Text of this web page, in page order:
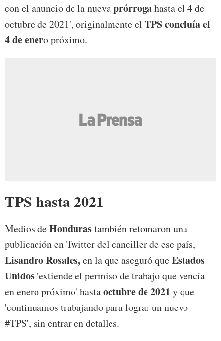
con el anuncio de la nuevaprórrogahasta el 4 de
octubre de 2021', originalmente el TPS concluía el
4 de enero próximo.
TPS hasta 2021
Medios deHondurastambién retomaron una
publicación en Twitter del canciller de ese país,
Lisandro Rosales,en la que aseguró queEstados
Unidos 'extiende el permiso de trabajo que vencía
en enero próximo' hastaoctubre de 2021 y que
'continuamos trabajando para lograr un nuevo
#TPS', sin entrar en detalles.